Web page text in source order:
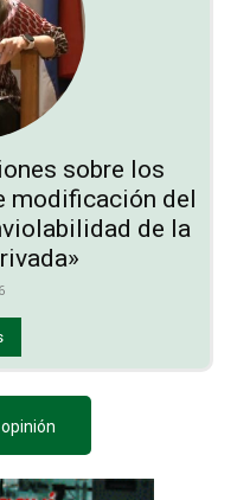
sobre los
modificación del
de la